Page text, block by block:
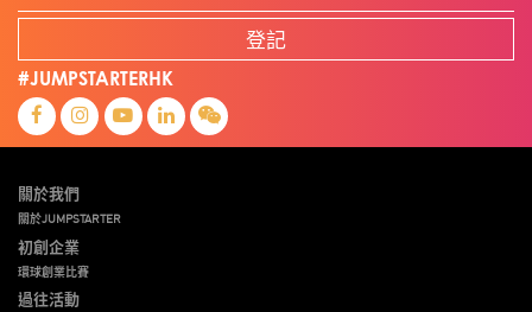
登記
#JUMPSTARTERHK
關於我們
關於JUMPSTARTER
初創企業
環球創業比賽
過往活動